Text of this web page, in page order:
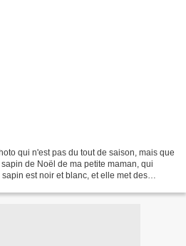
qui n'est pas du tout de saison, mais que
de Noël de ma petite maman, qui
est noir et blanc, et elle met des